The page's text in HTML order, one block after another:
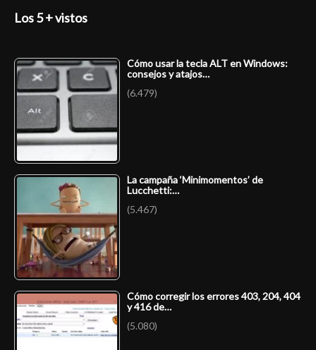
Los 5 + vistos
Cómo usar la tecla ALT en Windows:
consejos y atajos…
(6.479)
La campaña ‘Minimomentos’ de
Lucchetti:…
(5.467)
Cómo corregir los errores 403, 204, 404
y 416 de…
(5.080)